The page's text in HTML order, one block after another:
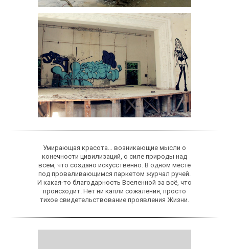
Умирающая красота… возникающие мысли о
конечности цивилизаций, о силе природы над
всем, что создано искусственно. В одном месте
под проваливающимся паркетом журчал ручей.
И какая-то благодарность Вселенной за всё, что
происходит. Нет ни капли сожаления, просто
тихое свидетельствование проявления Жизни.